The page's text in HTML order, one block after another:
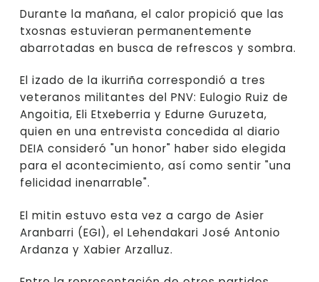
Durante la mañana, el calor propició que las
txosnas estuvieran permanentemente
abarrotadas en busca de refrescos y sombra.
El izado de la ikurriña correspondió a tres
veteranos militantes del PNV: Eulogio Ruiz de
Angoitia, Eli Etxeberria y Edurne Guruzeta,
quien en una entrevista concedida al diario
DEIA consideró "un honor" haber sido elegida
para el acontecimiento, así como sentir "una
felicidad inenarrable".
El mitin estuvo esta vez a cargo de Asier
Aranbarri (EGI), el Lehendakari José Antonio
Ardanza y Xabier Arzalluz.